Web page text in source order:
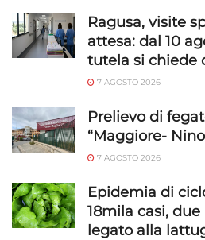
Ragusa, visite
attesa: dal 10
tutela si chiede
7 AGOSTO 2026
Prelievo di
“Maggiore-
7 AGOSTO 2026
Epidemia di
18mila casi,
legato alla